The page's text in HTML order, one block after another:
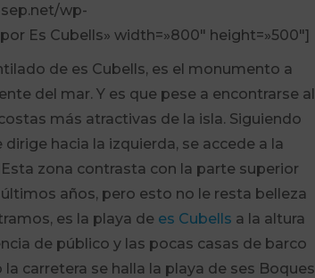
wp-
Es Cubells» width=»800″ height=»500″]
de es Cubells, es el monumento a
del mar. Y es que pese a encontrarse al
más atractivas de la isla. Siguiendo
hacia la izquierda, se accede a la
zona contrasta con la parte superior
años, pero esto no le resta belleza
es la playa de es Cubells a la altura
de público y las pocas casas de barco
carretera se halla la playa de ses Boques